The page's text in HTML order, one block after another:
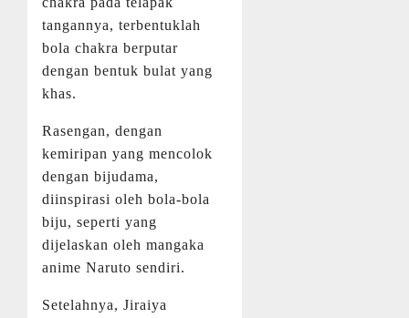
tangannya, terbentuklah
bola chakra berputar
dengan bentuk bulat yang
khas.
Rasengan, dengan
kemiripan yang mencolok
dengan bijudama,
diinspirasi oleh bola-bola
biju, seperti yang
dijelaskan oleh mangaka
anime Naruto sendiri.
Setelahnya, Jiraiya